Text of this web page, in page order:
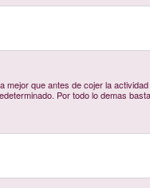
mejor que antes de cojer la
Por todo lo demas